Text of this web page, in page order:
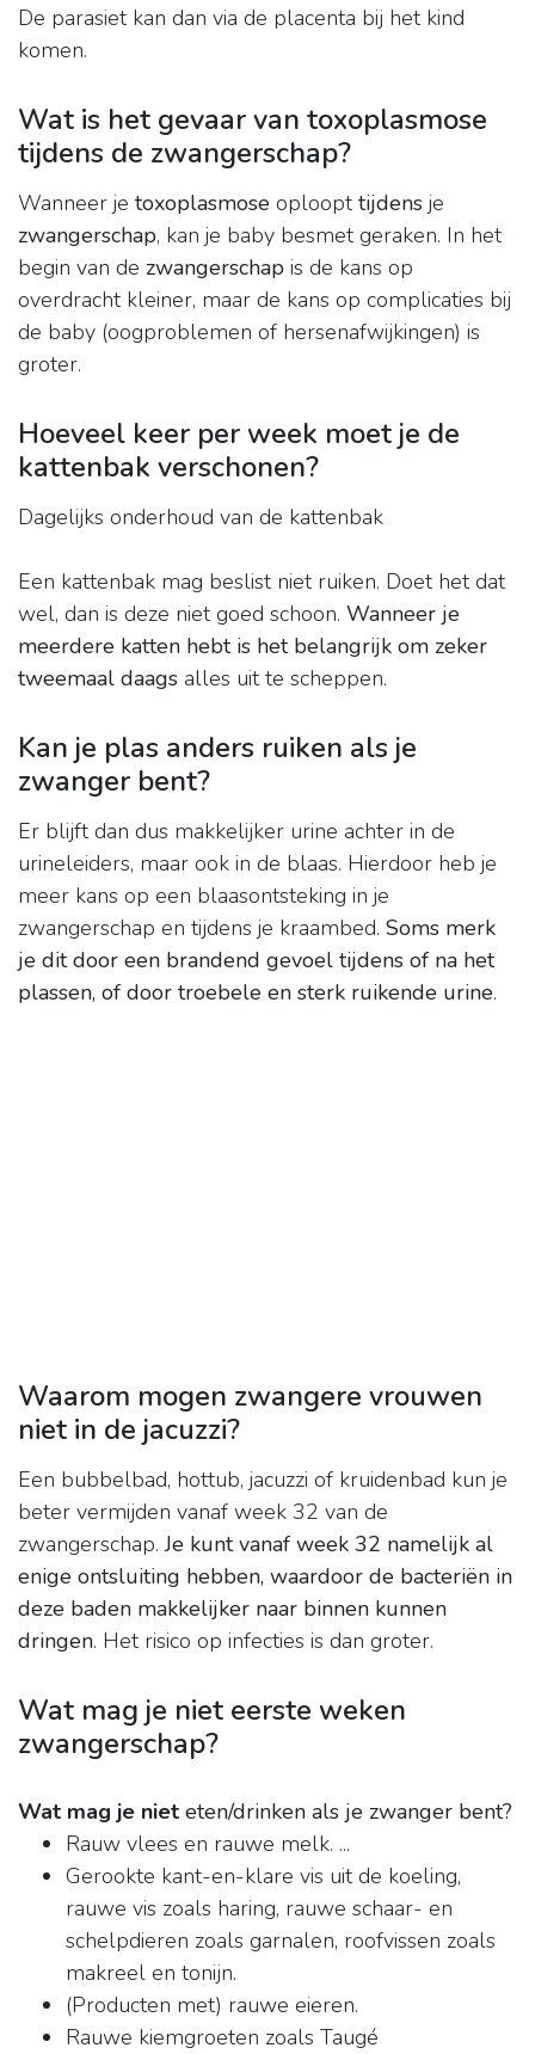
De parasiet kan dan via de placenta bij het kind
komen.
Wat is het gevaar van toxoplasmose
tijdens de zwangerschap?
Wanneer je toxoplasmose oploopttijdens je
zwangerschap, kan je baby besmet geraken. In het
begin van de zwangerschap is de kans op
overdracht kleiner, maar de kans op complicaties bij
de baby (oogproblemen of hersenafwijkingen) is
groter.
Hoeveel keer per week moet je de
kattenbak verschonen?
Dagelijks onderhoud van de kattenbak
Een kattenbak mag beslist niet ruiken. Doet het dat
wel, dan is deze niet goed schoon. Wanneer je
meerdere katten hebt is het belangrijk om zeker
tweemaal daags alles uit te scheppen.
Kan je plas anders ruiken als je
zwanger bent?
Er blijft dan dus makkelijker urine achter in de
urineleiders, maar ook in de blaas. Hierdoor heb je
meer kans op een blaasontsteking in je
zwangerschap en tijdens je kraambed. Soms merk
je dit door een brandend gevoel tijdens of na het
plassen, of door troebele en sterk ruikende urine.
Waarom mogen zwangere vrouwen
niet in de jacuzzi?
Een bubbelbad, hottub, jacuzzi of kruidenbad kun je
beter vermijden vanaf week 32 van de
zwangerschap.Je kunt vanaf week 32 namelijk al
enige ontsluiting hebben, waardoor de bacteriën in
deze baden makkelijker naar binnen kunnen
dringen. Het risico op infecties is dan groter.
Wat mag je niet eerste weken
zwangerschap?
Wat mag je niet eten/drinken als je zwanger bent?
Rauw vlees en rauwe melk. ...
Gerookte kant-en-klare vis uit de koeling,
rauwe vis zoals haring, rauwe schaar- en
schelpdieren zoals garnalen, roofvissen zoals
makreel en tonijn.
(Producten met) rauwe eieren.
Rauwe kiemgroeten zoals Taugé